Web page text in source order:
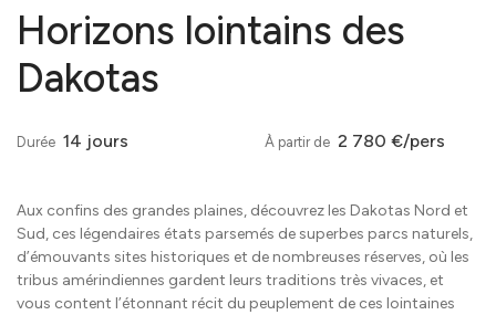
Horizons lointains des
Dakotas
Durée 14 jours À partir de 2 780 €/pers
Aux confins des grandes plaines, découvrez les Dakotas Nord et
Sud, ces légendaires états parsemés de superbes parcs naturels,
d’émouvants sites historiques et de nombreuses réserves, où les
tribus amérindiennes gardent leurs traditions très vivaces, et
vous content l’étonnant récit du peuplement de ces lointaines